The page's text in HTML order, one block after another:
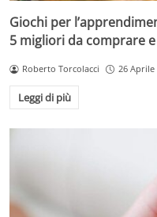
Giochi per
5 migliori da comprare
Roberto Torcolacci 26 Aprile
Leggi di più